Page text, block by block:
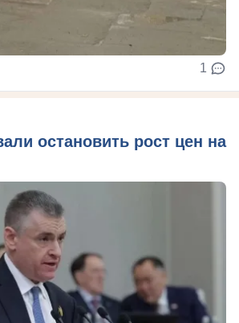
1
остановить рост цен на